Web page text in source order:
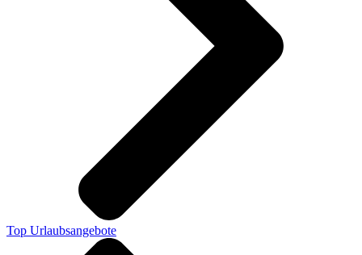
Top Urlaubsangebote